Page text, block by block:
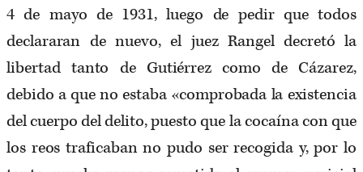
4 de mayo de 1931, luego de pedir que todos
declararan de nuevo, el juez Rangel decretó la
libertad tanto de Gutiérrez como de Cázarez,
debido a que no estaba «comprobada la existencia
del cuerpo del delito, puesto que la cocaína con que
los reos traficaban no pudo ser recogida y, por lo